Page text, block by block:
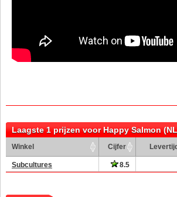
Laagste 1 prijzen voor Happy Salmon
Winkel Cijfer Levertijd
Subcultures 8.5